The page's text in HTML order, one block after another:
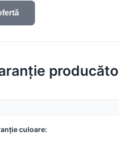
culoare: